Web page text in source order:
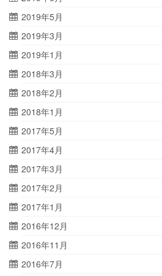
2019年5月
2019年3月
2019年1月
2018年3月
2018年2月
2018年1月
2017年5月
2017年4月
2017年3月
2017年2月
2017年1月
2016年12月
2016年11月
2016年7月